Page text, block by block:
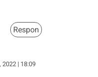
Respon
2022 | 18:09